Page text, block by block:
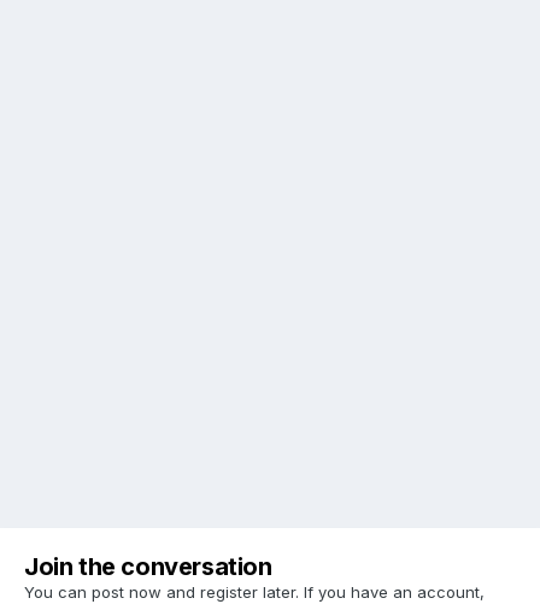
Join the conversation
You can post now and register later. If you have an account,